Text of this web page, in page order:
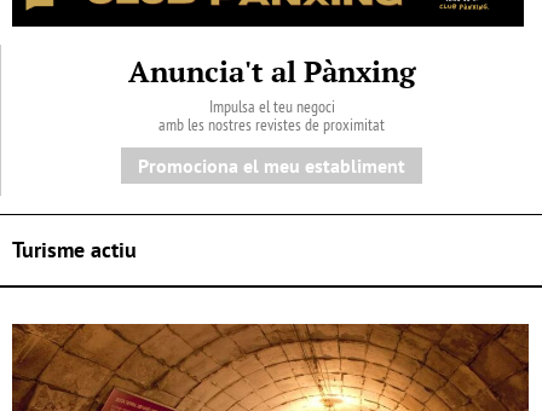
Anuncia't al Pànxing
Impulsa el teu negoci
amb les nostres revistes de proximitat
Promociona el meu establiment
Turisme actiu